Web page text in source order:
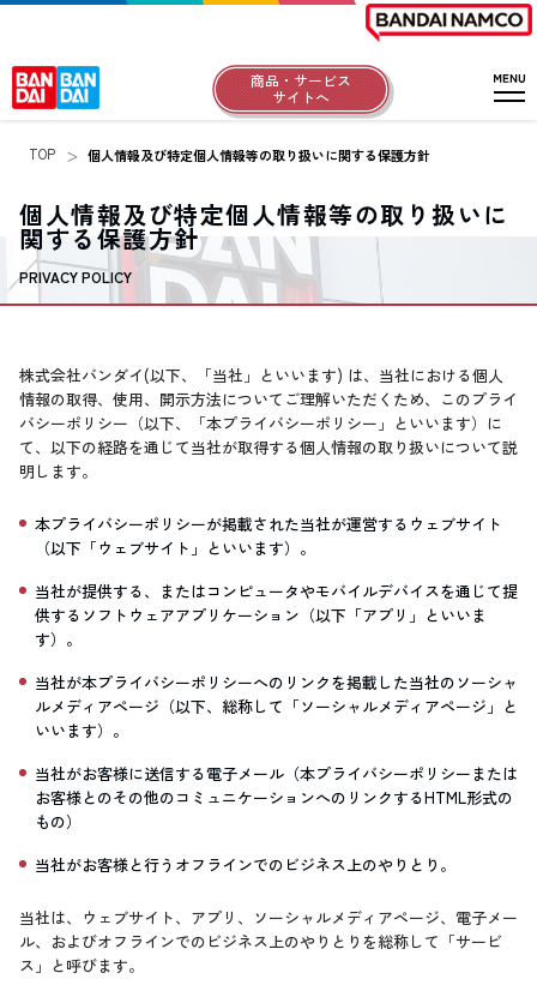
商品・サービス
サイトへ
TOP 個人情報及び特定個人情報等の取り扱いに関する保護方針
個人情報及び特定個人情報等の取り扱いに
関する保護方針
PRIVACY POLICY
株式会社バンダイ(以下、「当社」といいます) は、当社における個人
情報の取得、使用、開示方法についてご理解いただくため、このプライ
バシーポリシー（以下、「本プライバシーポリシー」といいます）に
て、以下の経路を通じて当社が取得する個人情報の取り扱いについて説
明します。
本プライバシーポリシーが掲載された当社が運営するウェブサイト
（以下「ウェブサイト」といいます）。
当社が提供する、またはコンピュータやモバイルデバイスを通じて提
供するソフトウェアアプリケーション（以下「アプリ」といいま
す）。
当社が本プライバシーポリシーへのリンクを掲載した当社のソーシャ
ルメディアページ（以下、総称して「ソーシャルメディアページ」と
いいます）。
当社がお客様に送信する電子メール（本プライバシーポリシーまたは
お客様とのその他のコミュニケーションへのリンクするHTML形式の
もの）
当社がお客様と行うオフラインでのビジネス上のやりとり。
当社は、ウェブサイト、アプリ、ソーシャルメディアページ、電子メー
ル、およびオフラインでのビジネス上のやりとりを総称して「サービ
ス」と呼びます。